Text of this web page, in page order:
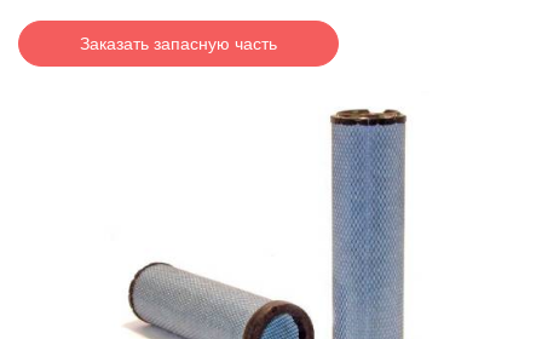
Заказать запасную часть